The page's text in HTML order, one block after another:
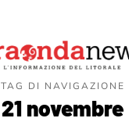
TAG DI NAVIGAZIONE
21 novembre